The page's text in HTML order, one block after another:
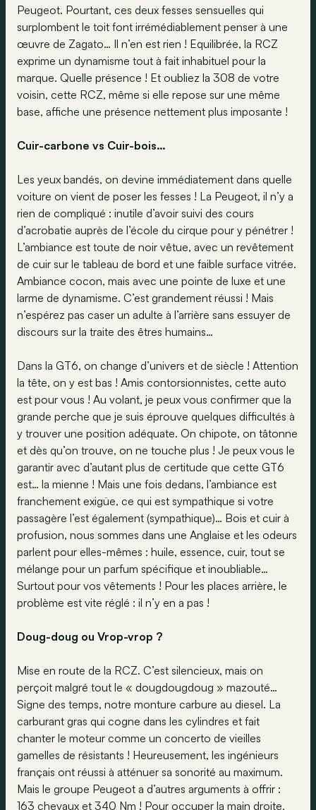
Peugeot. Pourtant, ces deux fesses sensuelles qui
surplombent le toit font irrémédiablement penser à une
œuvre de Zagato… Il n’en est rien ! Equilibrée, la RCZ
exprime un dynamisme tout à fait inhabituel pour la
marque. Quelle présence ! Et oubliez la 308 de votre
voisin, cette RCZ, même si elle repose sur une même
base, affiche une présence nettement plus imposante !
Cuir-carbone vs Cuir-bois…
Les yeux bandés, on devine immédiatement dans quelle
voiture on vient de poser les fesses ! La Peugeot, il n’y a
rien de compliqué : inutile d’avoir suivi des cours
d’acrobatie auprès de l’école du cirque pour y pénétrer !
L’ambiance est toute de noir vêtue, avec un revêtement
de cuir sur le tableau de bord et une faible surface vitrée.
Ambiance cocon, mais avec une pointe de luxe et une
larme de dynamisme. C’est grandement réussi ! Mais
n’espérez pas caser un adulte à l’arrière sans essuyer de
discours sur la traite des êtres humains…
Dans la GT6, on change d’univers et de siècle ! Attention
la tête, on y est bas ! Amis contorsionnistes, cette auto
est pour vous ! Au volant, je peux vous confirmer que la
grande perche que je suis éprouve quelques difficultés à
y trouver une position adéquate. On chipote, on tâtonne
et dès qu’on trouve, on ne touche plus ! Je peux vous le
garantir avec d’autant plus de certitude que cette GT6
est… la mienne ! Mais une fois dedans, l’ambiance est
franchement exigüe, ce qui est sympathique si votre
passagère l’est également (sympathique)… Bois et cuir à
profusion, nous sommes dans une Anglaise et les odeurs
parlent pour elles-mêmes : huile, essence, cuir, tout se
mélange pour un parfum spécifique et inoubliable…
Surtout pour vos vêtements ! Pour les places arrière, le
problème est vite réglé : il n’y en a pas !
Doug-doug ou Vrop-vrop ?
Mise en route de la RCZ. C’est silencieux, mais on
perçoit malgré tout le « dougdougdoug » mazouté…
Signe des temps, notre monture carbure au diesel. La
carburant gras qui cogne dans les cylindres et fait
chanter le moteur comme un concerto de vieilles
gamelles de résistants ! Heureusement, les ingénieurs
français ont réussi à atténuer sa sonorité au maximum.
Mais le groupe Peugeot a d’autres arguments à offrir :
163 chevaux et 340 Nm ! Pour occuper la main droite,